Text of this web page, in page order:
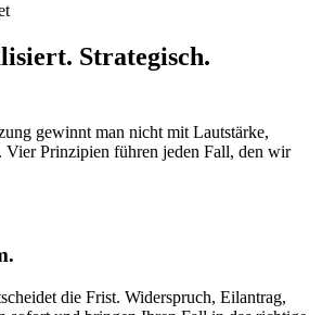
Strategisch.
gewinnt man nicht mit Lautstärke,
Vier Prinzipien führen jeden Fall, den wir
die Frist. Widerspruch, Eilantrag,